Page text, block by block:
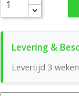
Levertijd 3 weken